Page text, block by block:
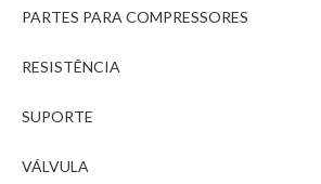
PARTES PARA COMPRESSORES
RESISTÊNCIA
SUPORTE
VÁLVULA